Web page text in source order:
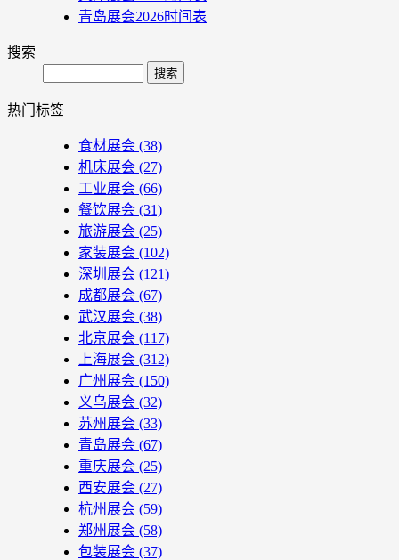
青岛展会2026时间表
搜索
Search
热门标签
食材展会 (38)
机床展会 (27)
工业展会 (66)
餐饮展会 (31)
旅游展会 (25)
家装展会 (102)
深圳展会 (121)
成都展会 (67)
武汉展会 (38)
北京展会 (117)
上海展会 (312)
广州展会 (150)
义乌展会 (32)
苏州展会 (33)
青岛展会 (67)
重庆展会 (25)
西安展会 (27)
杭州展会 (59)
郑州展会 (58)
包装展会 (37)